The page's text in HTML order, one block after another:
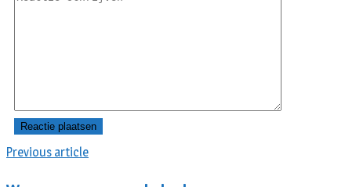
Previous article